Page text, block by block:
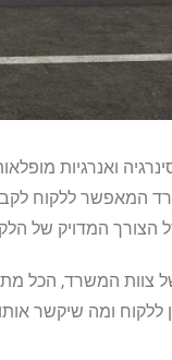
ואנרגיות
המאפשר ללקוח
הצורך המדויק של
של צוות המשרד, הכל
ללקוח ומה שיקשר